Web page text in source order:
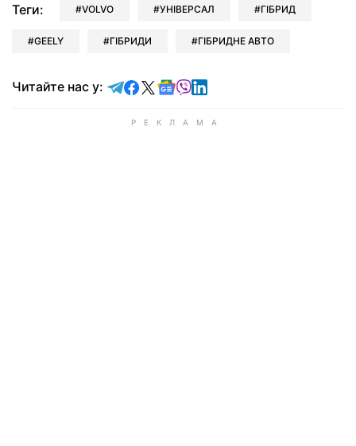
Теги: VOLVO УНІВЕРСАЛ ГІБРИД
GEELY ГІБРИДИ ГІБРИДНЕ АВТО
Читайте нас у: Читайте у Telegram
Читайте у Facebook
Читайте у X
Читайте у Google news
Читайте у Viber
Читайте у LinkedIn